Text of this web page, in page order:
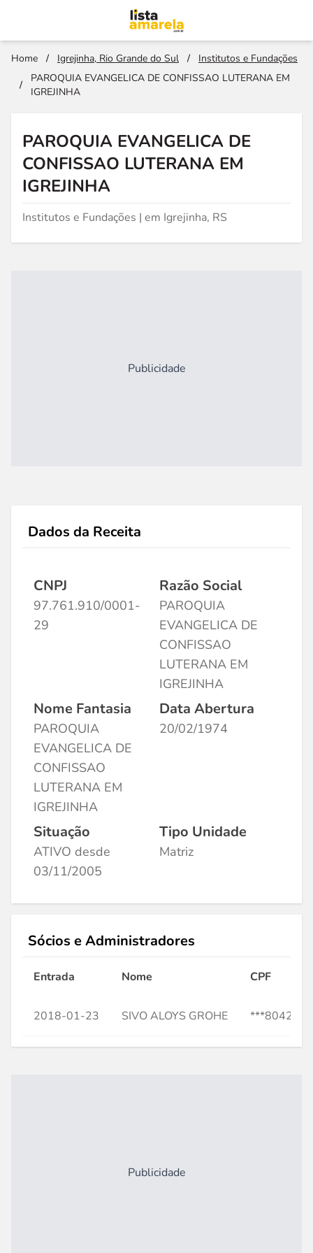
Home / Igrejinha, Rio Grande do Sul /
Institutos e Fundações
/
PAROQUIA EVANGELICA DE CONFISSAO LUTERANA EM
IGREJINHA
PAROQUIA EVANGELICA DE
CONFISSAO LUTERANA EM
IGREJINHA
Institutos e Fundações | em Igrejinha, RS
Publicidade
Dados da Receita
CNPJ
97.761.910/0001-
29
Razão Social
PAROQUIA
EVANGELICA DE
CONFISSAO
LUTERANA EM
IGREJINHA
Nome Fantasia
PAROQUIA
EVANGELICA DE
CONFISSAO
LUTERANA EM
IGREJINHA
Data Abertura
20/02/1974
Situação
ATIVO desde
03/11/2005
Tipo Unidade
Matriz
Sócios e Administradores
Entrada Nome CPF
2018-01-23 SIVO ALOYS GROHE
Publicidade